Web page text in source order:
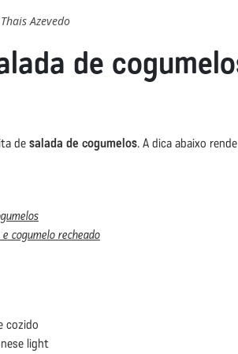
Thais Azevedo
de
de salada de cogumelos. A dica abaixo
cogumelo recheado
cozido
light